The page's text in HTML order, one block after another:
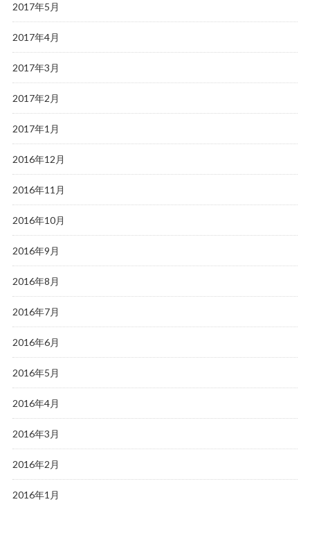
2017年5月
2017年4月
2017年3月
2017年2月
2017年1月
2016年12月
2016年11月
2016年10月
2016年9月
2016年8月
2016年7月
2016年6月
2016年5月
2016年4月
2016年3月
2016年2月
2016年1月